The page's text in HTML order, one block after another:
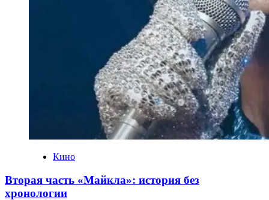
Кино
Вторая часть «Майкла»: история без
хронологии